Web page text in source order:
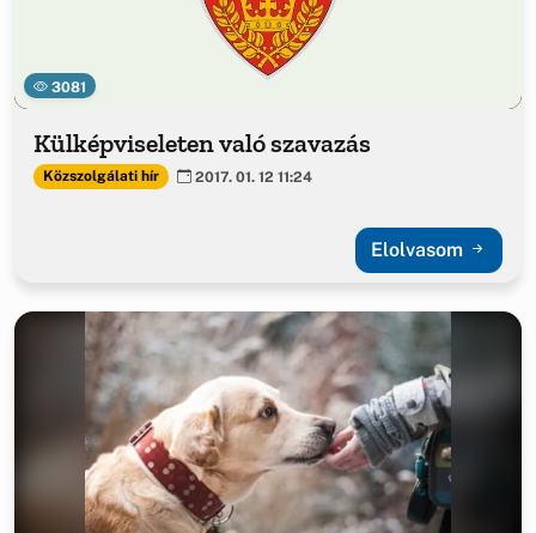
3081
Külképviseleten való szavazás
Közszolgálati hír 2017. 01. 12 11:24
Elolvasom